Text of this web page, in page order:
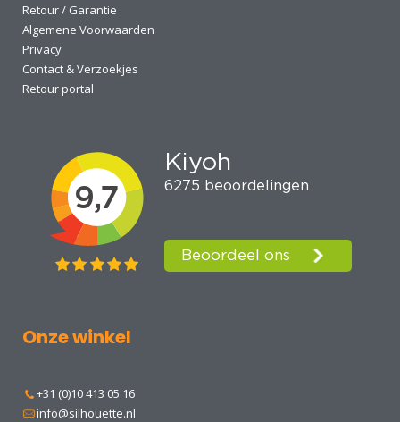
Retour / Garantie
Algemene Voorwaarden
Privacy
Contact & Verzoekjes
Retour portal
Onze winkel
+31 (0)10 413 05 16
info@silhouette.nl